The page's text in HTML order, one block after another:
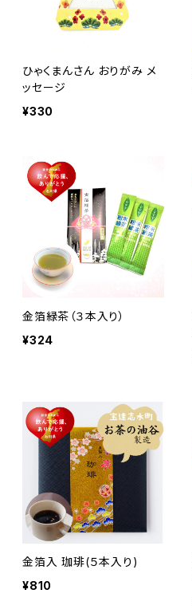
ひゃくまんさん おりがみ メ
ッセージ
¥330
金箔緑茶（３本入り）
¥324
金箔入 珈琲(５本入り)
¥810